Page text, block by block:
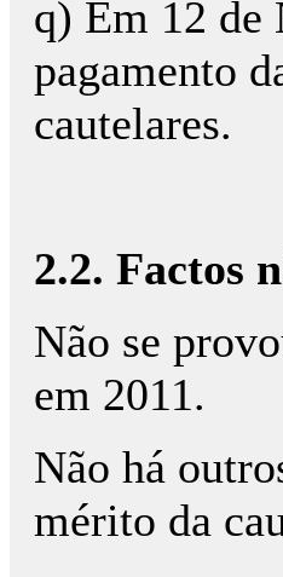
q) Em 12 de
pagamento
cautelares.
2.2. Factos
Não se
em 2011.
Não há
mérito da